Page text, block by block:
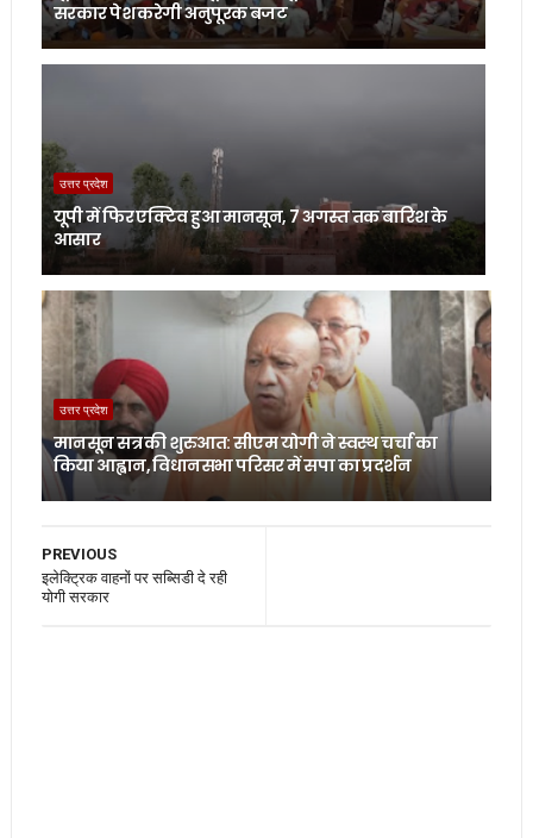
सरकार पेश करेगी अनुपूरक बजट
उत्तर प्रदेश
यूपी में फिर एक्टिव हुआ मानसून, 7 अगस्त तक बारिश के
आसार
उत्तर प्रदेश
मानसून सत्र की शुरुआत: सीएम योगी ने स्वस्थ चर्चा का
किया आह्वान, विधानसभा परिसर में सपा का प्रदर्शन
PREVIOUS
इलेक्‍ट्रिक वाहनों पर सब्सिडी दे रही
योगी सरकार